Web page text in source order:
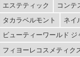
エステティック
コンテ
タカラベルモント
ネイ
ビューティーワールド ジ
フィヨーレコスメティク